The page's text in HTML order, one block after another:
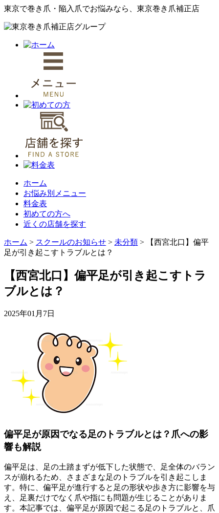
東京で巻き爪・陥入爪でお悩みなら、東京巻き爪補正店
ホーム
お悩み別メニュー
料金表
初めての方へ
近くの店舗を探す
ホーム > スクールのお知らせ > 未分類 >
【西宮北口】偏平
足が引き起こすトラブルとは？
【西宮北口】偏平足が引き起こすトラ
ブルとは？
2025年01月7日
偏平足が原因でなる足のトラブルとは？爪への影
響も解説
偏平足は、足の土踏まずが低下した状態で、足全体のバラン
スが崩れるため、さまざまな足のトラブルを引き起こしま
す。特に、偏平足が進行すると足の形状や歩き方に影響を与
え、足裏だけでなく爪や指にも問題が生じることがありま
す。本記事では、偏平足が原因で起こる足のトラブルと、爪